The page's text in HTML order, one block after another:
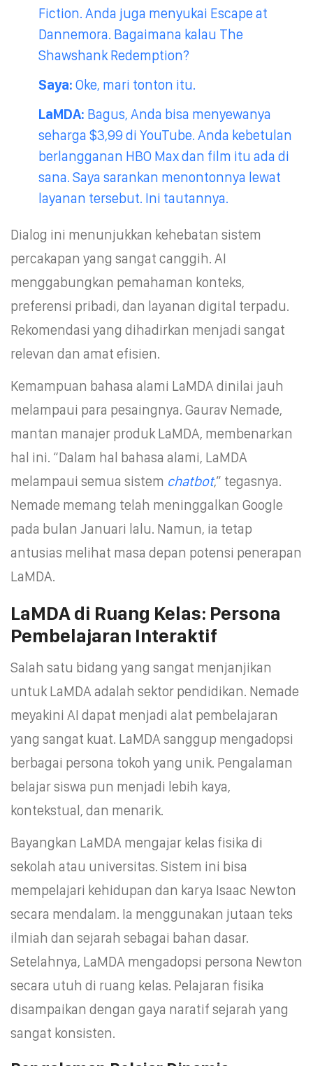
Fiction. Anda juga menyukai Escape at
Dannemora. Bagaimana kalau The
Shawshank Redemption?
Saya: Oke, mari tonton itu.
LaMDA: Bagus, Anda bisa menyewanya
seharga $3,99 di YouTube. Anda kebetulan
berlangganan HBO Max dan film itu ada di
sana. Saya sarankan menontonnya lewat
layanan tersebut. Ini tautannya.
Dialog ini menunjukkan kehebatan sistem
percakapan yang sangat canggih. AI
menggabungkan pemahaman konteks,
preferensi pribadi, dan layanan digital terpadu.
Rekomendasi yang dihadirkan menjadi sangat
relevan dan amat efisien.
Kemampuan bahasa alami LaMDA dinilai jauh
melampaui para pesaingnya. Gaurav Nemade,
mantan manajer produk LaMDA, membenarkan
hal ini. “Dalam hal bahasa alami, LaMDA
melampaui semua sistem chatbot,” tegasnya.
Nemade memang telah meninggalkan Google
pada bulan Januari lalu. Namun, ia tetap
antusias melihat masa depan potensi penerapan
LaMDA.
LaMDA di Ruang Kelas: Persona
Pembelajaran Interaktif
Salah satu bidang yang sangat menjanjikan
untuk LaMDA adalah sektor pendidikan. Nemade
meyakini AI dapat menjadi alat pembelajaran
yang sangat kuat. LaMDA sanggup mengadopsi
berbagai persona tokoh yang unik. Pengalaman
belajar siswa pun menjadi lebih kaya,
kontekstual, dan menarik.
Bayangkan LaMDA mengajar kelas fisika di
sekolah atau universitas. Sistem ini bisa
mempelajari kehidupan dan karya Isaac Newton
secara mendalam. Ia menggunakan jutaan teks
ilmiah dan sejarah sebagai bahan dasar.
Setelahnya, LaMDA mengadopsi persona Newton
secara utuh di ruang kelas. Pelajaran fisika
disampaikan dengan gaya naratif sejarah yang
sangat konsisten.